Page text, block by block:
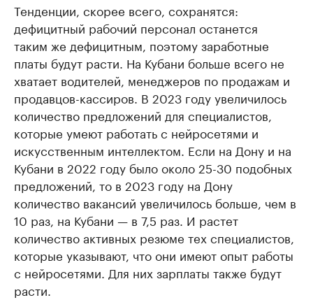
Тенденции, скорее всего, сохранятся:
дефицитный рабочий персонал останется
таким же дефицитным, поэтому заработные
платы будут расти. На Кубани больше всего не
хватает водителей, менеджеров по продажам и
продавцов-кассиров. В 2023 году увеличилось
количество предложений для специалистов,
которые умеют работать с нейросетями и
искусственным интеллектом. Если на Дону и на
Кубани в 2022 году было около 25-30 подобных
предложений, то в 2023 году на Дону
количество вакансий увеличилось больше, чем в
10 раз, на Кубани — в 7,5 раз. И растет
количество активных резюме тех специалистов,
которые указывают, что они имеют опыт работы
с нейросетями. Для них зарплаты также будут
расти.